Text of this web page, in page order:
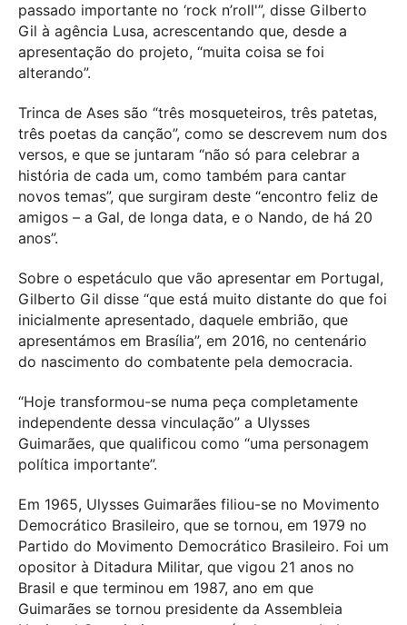
passado importante no ‘rock n’roll'”, disse Gilberto
Gil à agência Lusa, acrescentando que, desde a
apresentação do projeto, “muita coisa se foi
alterando”.
Trinca de Ases são “três mosqueteiros, três patetas,
três poetas da canção”, como se descrevem num dos
versos, e que se juntaram “não só para celebrar a
história de cada um, como também para cantar
novos temas”, que surgiram deste “encontro feliz de
amigos – a Gal, de longa data, e o Nando, de há 20
anos”.
Sobre o espetáculo que vão apresentar em Portugal,
Gilberto Gil disse “que está muito distante do que foi
inicialmente apresentado, daquele embrião, que
apresentámos em Brasília”, em 2016, no centenário
do nascimento do combatente pela democracia.
“Hoje transformou-se numa peça completamente
independente dessa vinculação” a Ulysses
Guimarães, que qualificou como “uma personagem
política importante”.
Em 1965, Ulysses Guimarães filiou-se no Movimento
Democrático Brasileiro, que se tornou, em 1979 no
Partido do Movimento Democrático Brasileiro. Foi um
opositor à Ditadura Militar, que vigou 21 anos no
Brasil e que terminou em 1987, ano em que
Guimarães se tornou presidente da Assembleia